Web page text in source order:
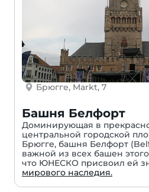
Брюгге, Markt, 7
Башня Белфорт
Доминирующая в
центральной городской
Брюгге, башня Белфорт
важной из всех башен
что ЮНЕСКО присвоил ей
мирового наследия.